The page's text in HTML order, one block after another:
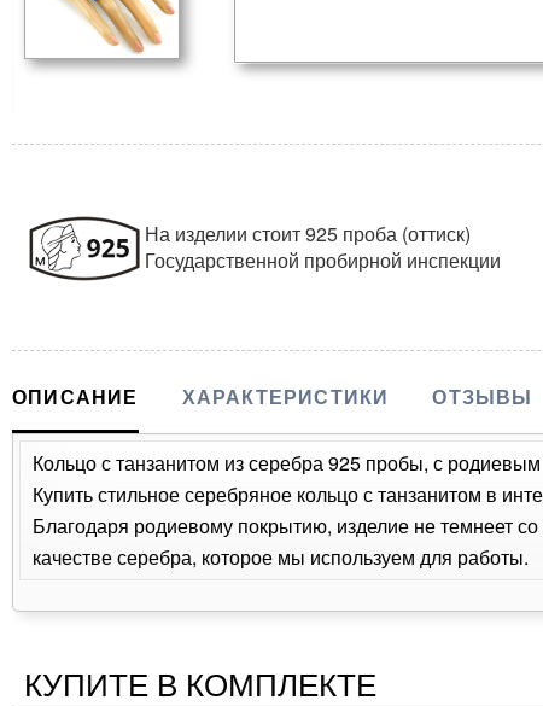
На изделии стоит 925 проба (оттиск)
Государственной пробирной инспекции
ОПИСАНИЕ ХАРАКТЕРИСТИКИ ОТЗЫВЫ
Кольцо с танзанитом из серебра 925 пробы, с
Купить стильное серебряное кольцо с танзанитом в
Благодаря родиевому покрытию, изделие не темнеет
качестве серебра, которое мы используем для работы.
КУПИТЕ В КОМПЛЕКТЕ